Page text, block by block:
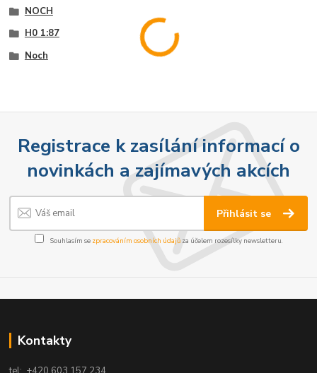
NOCH
H0 1:87
Noch
Registrace k zasílání informací o
novinkách a zajímavých akcích
Přihlásit se
Souhlasím se zpracováním osobních údajůza účelem rozesílky newsletteru.
Kontakty